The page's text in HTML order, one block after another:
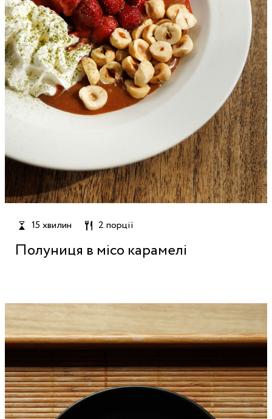
15 хвилин 2 порції
Полуниця в місо карамелі